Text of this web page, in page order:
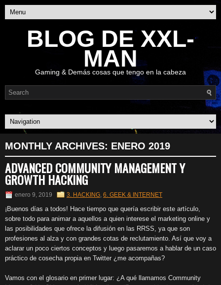
BLOG DE XXL-
MAN
Gaming & Demás cosas que tengo en la cabeza
MONTHLY ARCHIVES: ENERO 2019
ADVANCED COMMUNITY MANAGEMENT Y
GROWTH HACKING
enero 9, 2019 3. HACKING, 6. GEEK & INTERNET
¡Buenos días a todos! Hace tiempo que quería escribir este artículo,
sobre todo para animar a aquellos a quien interese el marketing online y
las posibilidades que ofrece la difusión en las RRSS, ya que son
profesiones al alza y con grandes cotas de reclutamiento. Así que voy a
aclarar un poco ciertos conceptos y luego pasaremos a hablar de un caso
práctico de cosecha propia en Twitter ¿me acompañas?
Vamos con el glosario en primer lugar: ¿A qué llamamos Community